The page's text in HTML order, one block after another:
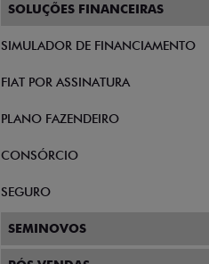
SOLUÇÕES FINANCEIRAS
SIMULADOR DE FINANCIAMENTO
FIAT POR ASSINATURA
PLANO FAZENDEIRO
CONSÓRCIO
SEGURO
SEMINOVOS